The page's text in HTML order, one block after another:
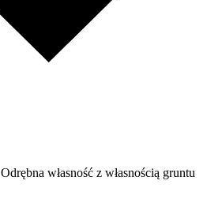
Odrębna własność z własnością gruntu